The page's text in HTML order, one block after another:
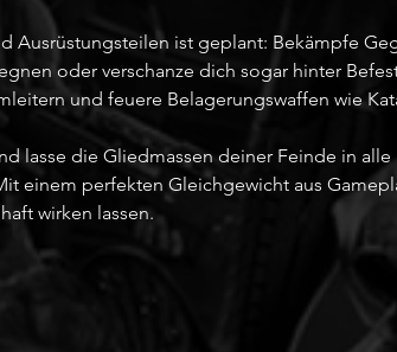
Ausrüstungsteilen ist geplant: Bekämpfe
oder verschanze dich sogar hinter
und feuere Belagerungswaffen wie
lasse die Gliedmassen deiner Feinde in
einem perfekten Gleichgewicht aus
wirken lassen.